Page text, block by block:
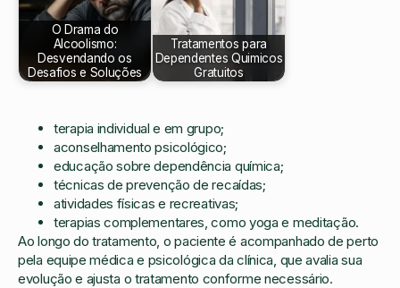
O Drama do
Alcoolismo:
Desvendando os
Desafios e Soluções
Tratamentos para
Dependentes Quimicos
Gratuitos
terapia individual e em grupo;
aconselhamento psicológico;
educação sobre dependência química;
técnicas de prevenção de recaídas;
atividades físicas e recreativas;
terapias complementares, como yoga e meditação.
Ao longo do tratamento, o paciente é acompanhado de perto
pela equipe médica e psicológica da clínica, que avalia sua
evolução e ajusta o tratamento conforme necessário.